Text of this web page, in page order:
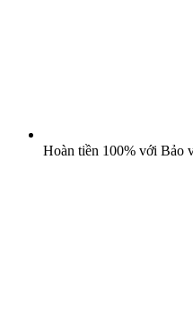
Hoàn tiền 100% với Bảo